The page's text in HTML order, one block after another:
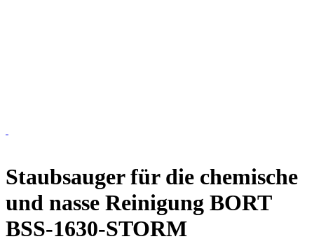
Staubsauger für die chemische
und nasse Reinigung BORT
BSS-1630-STORM